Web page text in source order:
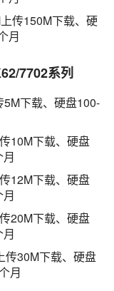
传150M下载、硬
月
7702系列
下载、硬盘100-
10M下载、硬盘
12M下载、硬盘
20M下载、硬盘
传30M下载、硬盘
月